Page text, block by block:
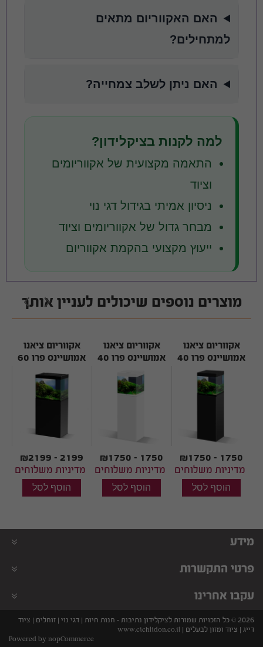
האם האקווריום מתאים
למתחילים?
האם ניתן לשלב צמחייה?
למה לקנות בציקלידון?
התאמה מקצועית של אקווריומים
וציוד
ניסיון אמיתי בגידול דגי נוי
מבחר גדול של אקווריומים וציוד
ייעוץ מקצועי בהקמת אקווריום
מוצרים נוספים שיכולים לעניין אותך
אקווריום ציאנו
אמושיינס פרו 40
ס"מ שחור Ciano
Emotions Pro
40
₪1750 - 1750
מדיניות משלוחים
אקווריום ציאנו
אמושיינס פרו 40
Emotions Pro
40
₪1750 - 1750
מדיניות משלוחים
אקווריום ציאנו
אמושיינס פרו 60
ס"מ שחור Ciano
Emotions Pro
60
₪2199 - 2199
מדיניות משלוחים
מידע
פרטי התקשרות
עקבו אחרינו
2026 © כל הזכויות שמורות לציקלידון נתיבות - חנות חיות | דגי נוי | זוחלים | ציוד
דייג | ציוד ומזון לבעלים | www.cichlidon.co.il
Powered by nopCommerce